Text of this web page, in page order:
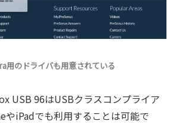
用のドライバも用意されている
USB 96はUSBクラスコンプライア
やiPadでも利用することは可能で